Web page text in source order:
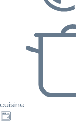
cuisine